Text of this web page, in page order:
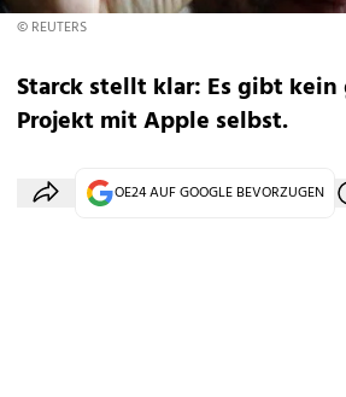
© REUTERS
Starck stellt klar: Es gibt kein
Projekt mit Apple selbst.
OE24 AUF GOOGLE BEVORZUGEN